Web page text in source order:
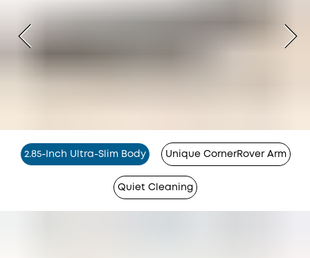
2.85-Inch Ultra-Slim Body Unique CornerRover Arm
Quiet Cleaning